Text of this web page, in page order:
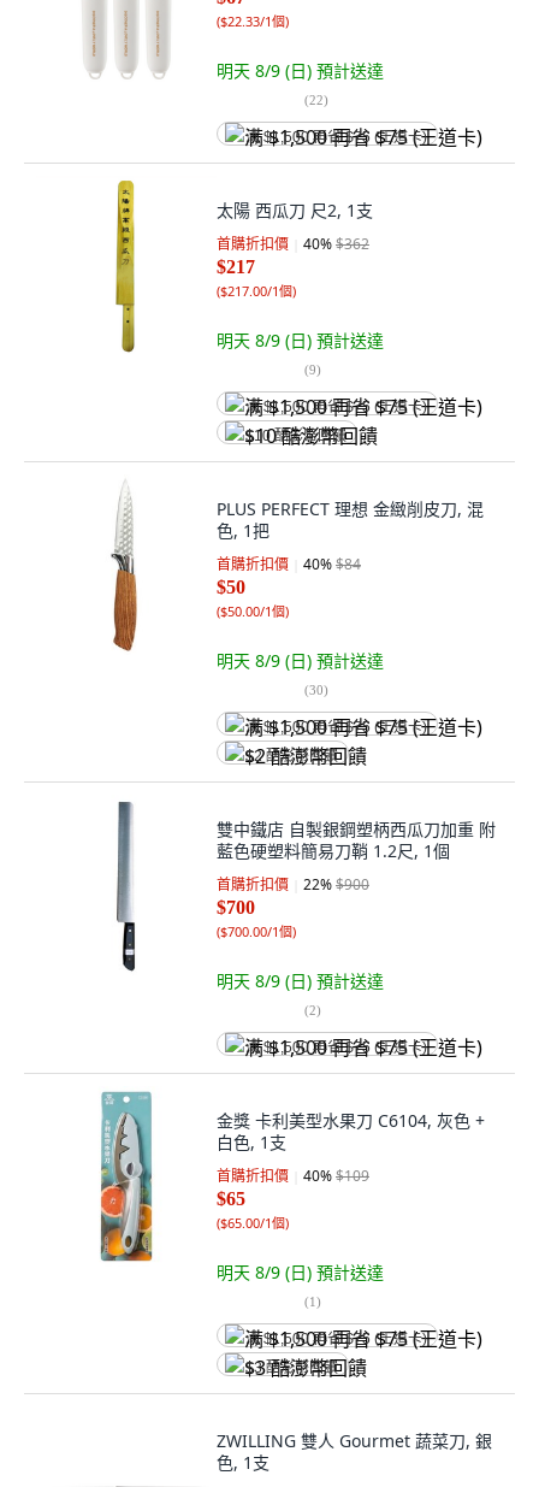
($22.33/1個)
明天 8/9 (日) 預計送達
(22)
满 $1,500 再省 $75 (王道卡)
太陽 西瓜刀 尺2, 1支
首購折扣價 40%$362
$217
($217.00/1個)
明天 8/9 (日) 預計送達
(9)
满 $1,500 再省 $75 (王道卡)
$10 酷澎幣回饋
PLUS PERFECT 理想 金緻削皮刀, 混
色, 1把
首購折扣價 40%$84
$50
($50.00/1個)
明天 8/9 (日) 預計送達
(30)
满 $1,500 再省 $75 (王道卡)
$2 酷澎幣回饋
雙中鐵店 自製銀鋼塑柄西瓜刀加重 附
藍色硬塑料簡易刀鞘 1.2尺, 1個
首購折扣價 22%$900
$700
($700.00/1個)
明天 8/9 (日) 預計送達
(2)
满 $1,500 再省 $75 (王道卡)
金獎 卡利美型水果刀 C6104, 灰色 +
白色, 1支
首購折扣價 40%$109
$65
($65.00/1個)
明天 8/9 (日) 預計送達
(1)
满 $1,500 再省 $75 (王道卡)
$3 酷澎幣回饋
ZWILLING 雙人 Gourmet 蔬菜刀, 銀
色, 1支